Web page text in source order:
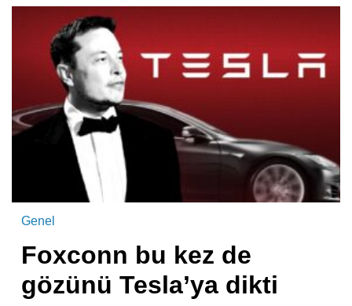
Genel
Foxconn bu kez de
gözünü Tesla’ya dikti